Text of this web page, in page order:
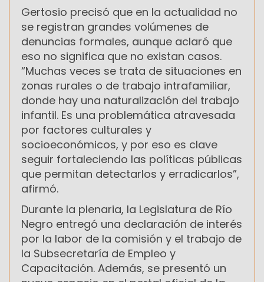
Gertosio precisó que en la actualidad no
se registran grandes volúmenes de
denuncias formales, aunque aclaró que
eso no significa que no existan casos.
“Muchas veces se trata de situaciones en
zonas rurales o de trabajo intrafamiliar,
donde hay una naturalización del trabajo
infantil. Es una problemática atravesada
por factores culturales y
socioeconómicos, y por eso es clave
seguir fortaleciendo las políticas públicas
que permitan detectarlos y erradicarlos”,
afirmó.
Durante la plenaria, la Legislatura de Río
Negro entregó una declaración de interés
por la labor de la comisión y el trabajo de
la Subsecretaría de Empleo y
Capacitación. Además, se presentó un